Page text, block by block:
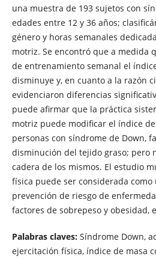
una muestra de 193 sujetos con
edades entre 12 y 36 años;
género y horas semanales
motriz. Se encontró que a medida
de entrenamiento semanal el
disminuye y, en cuanto a la razón
evidenciaron diferencias
puede afirmar que la práctica
motriz puede modificar el índice
personas con síndrome de Down,
disminución del tejido graso; pero
cadera de los mismos. El estudio
física puede ser considerada
prevención de riesgo de
factores de sobrepeso y obesidad,
Palabras claves: Síndrome Down,
ejercitación física, índice de masa